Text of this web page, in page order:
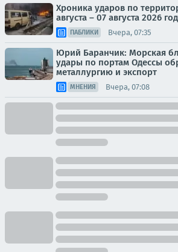
Хроника ударов по
августа – 07 августа 2026
ПАБЛИКИ Вчера, 07:35
Юрий Баранчик: Морская
удары по портам Одессы
металлургию и экспорт
МНЕНИЯ Вчера, 07:08